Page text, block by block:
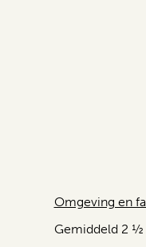
Omgeving en
Gemiddeld 2 ½